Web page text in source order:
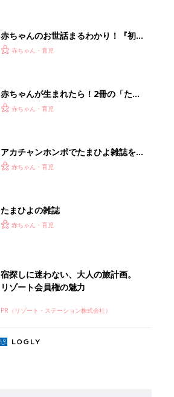
赤ちゃんのお世話まるわかり！『初め
てのひよこクラブ 夏号』〈巻頭大特
赤ちゃん・育児
赤ちゃんが生まれたら！2冊の「たま
ひよ」
赤ちゃん・育児
アカチャンホンポでたまひよ雑誌を買
うとポイント10倍【期間限定】
赤ちゃん・育児
たまひよの雑誌
赤ちゃん・育児
宿探しに迷わない、大人の旅計画。
リゾート会員権の魅力
PR（リゾート・ステーション株式会社）